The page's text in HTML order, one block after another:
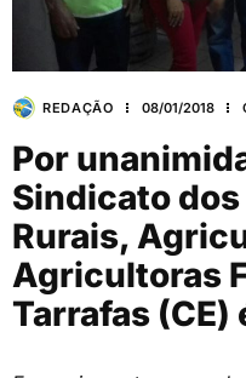
REDAÇÃO 08/01/2018
Por
Sindicato
Rurais,
Agricultoras
Tarrafas (CE)